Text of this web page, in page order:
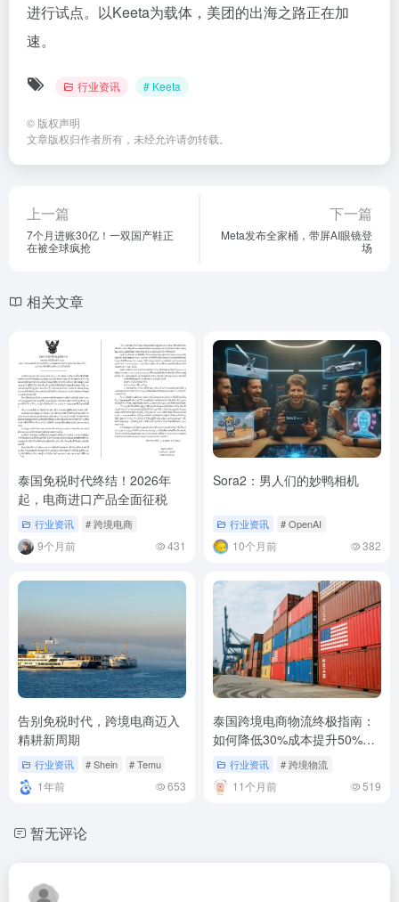
进行试点。以Keeta为载体，美团的出海之路正在加
速。
行业资讯 # Keeta
© 版权声明
文章版权归作者所有，未经允许请勿转载。
上一篇
7个月进账30亿！一双国产鞋正
在被全球疯抢
下一篇
Meta发布全家桶，带屏AI眼镜登
场
相关文章
泰国免税时代终结！2026年
起，电商进口产品全面征税
行业资讯 # 跨境电商
9个月前 431
Sora2：男人们的妙鸭相机
行业资讯 # OpenAI
10个月前 382
告别免税时代，跨境电商迈入
精耕新周期
行业资讯 # Shein # Temu
1年前 653
泰国跨境电商物流终极指南：
如何降低30%成本提升50%时
效 行业资讯 # 跨境物流
11个月前 519
暂无评论